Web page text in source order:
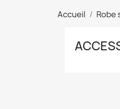
Accueil Robe